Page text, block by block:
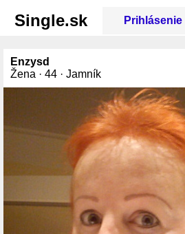
Single.sk Prihlásenie
Enzysd
Žena · 44 · Jamník